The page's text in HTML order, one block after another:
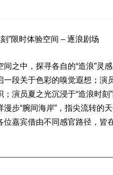
”限时体验空间 – 逐浪剧场
中，探寻各自的“造浪”灵感
段关于色彩的嗅觉遐想；演
演员夏之光沉浸于“造浪时
步“腕间海岸”，指尖流转的
嘉宾借由不同感官路径，皆